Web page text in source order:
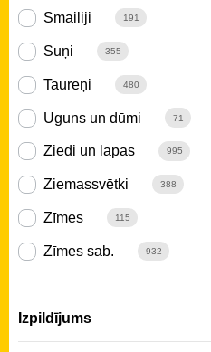
Smailiji 191
Suņi 355
Taureņi 480
Uguns un dūmi 71
Ziedi un lapas 995
Ziemassvētki 388
Zīmes 115
Zīmes sab. 932
Izpildījums